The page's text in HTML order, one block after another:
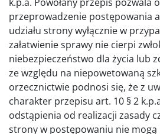
przeprowadzenie postępowania
udziału strony wyłącznie w
załatwienie sprawy nie cierpi
niebezpieczeństwo dla życia lub
ze względu na niepowetowaną
orzecznictwie podnosi się, że z
charakter przepisu art. 10 § 2
odstąpienia od realizacji zasady
strony w postępowaniu nie